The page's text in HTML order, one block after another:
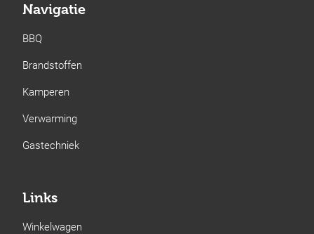
Navigatie
BBQ
Brandstoffen
Kamperen
Verwarming
Gastechniek
Links
Winkelwagen